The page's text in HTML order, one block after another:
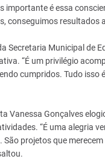
importante é essa
conseguimos resultados
Secretaria Municipal de
“É um privilégio
cumpridos. Tudo
Vanessa Gonçalves
“É uma alegria
projetos que